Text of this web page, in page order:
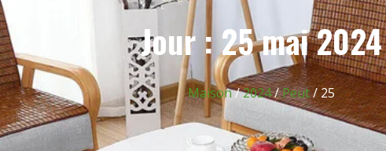
Jour : 25 mai 2024
Maison/2024/Peut/ 25